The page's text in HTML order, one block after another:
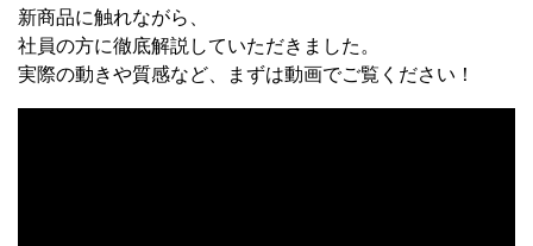
新商品に触れながら、
社員の方に徹底解説していただきました。
実際の動きや質感など、まずは動画でご覧ください！